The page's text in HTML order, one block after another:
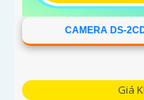
CAMERA DS-
Giá